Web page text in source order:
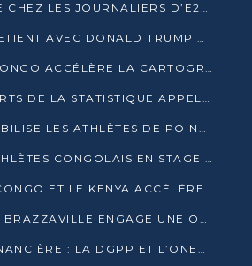
LA COLÈRE MONTE CHEZ LES JOURNALIERS D’E2C QUI DÉNONCENT 20 ANS DE PRÉCARITÉ
XI JINPING S’ENTRETIENT AVEC DONALD TRUMP À BEIJING
NUMÉRIQUE : LE CONGO ACCÉLÈRE LA CARTOGRAPHIE DE SES INFRASTRUCTURES DIGITALES
CEMAC : LES EXPERTS DE LA STATISTIQUE APPELLENT À RENFORCER LA SÉCURISATION DES DONNÉES
LA FÉCOTAE SENSIBILISE LES ATHLÈTES DE POINTE-NOIRE À L’HYGIÈNE ALIMENTA
SMIB 2026 : DIX ATHLÈTES CONGOLAIS EN STAGE AU KENYA
FONDS BLEU : LE CONGO ET LE KENYA ACCÉLÈRENT LA MOBILISATION DES FINANCEMENTS
DETTE PUBLIQUE : BRAZZAVILLE ENGAGE UNE OPÉRATION DE RACHAT DE 575 MILLIONS DE DOLLARS
GOUVERNANCE FINANCIÈRE : LA DGPP ET L’ONEC-C VERS UN PARTENARIAT POUR ASSAINIR LES ENTREPRISES PUBLIQUES